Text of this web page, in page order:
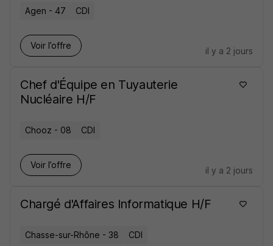
Agen - 47 CDI
Voir l’offre
il y a 2 jours
Chef d'Équipe en Tuyauterie
Nucléaire H/F
Chooz - 08 CDI
Voir l’offre
il y a 2 jours
Chargé d'Affaires Informatique H/F
Chasse-sur-Rhône - 38 CDI